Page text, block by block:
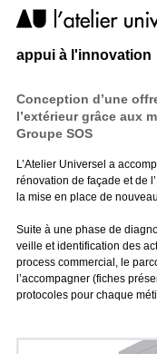
Conception d’une
l’extérieur grâce aux
Groupe SOS
L’Atelier Universel a
rénovation de façade et de
la mise en place de
Suite à une phase de
veille et identification des
process commercial, le
l’accompagner (fiches
protocoles pour chaque
appui à l'innovation